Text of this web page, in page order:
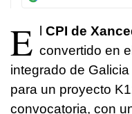
E CPI de
convertido en
integrado de
para un proyecto
convocatoria, con